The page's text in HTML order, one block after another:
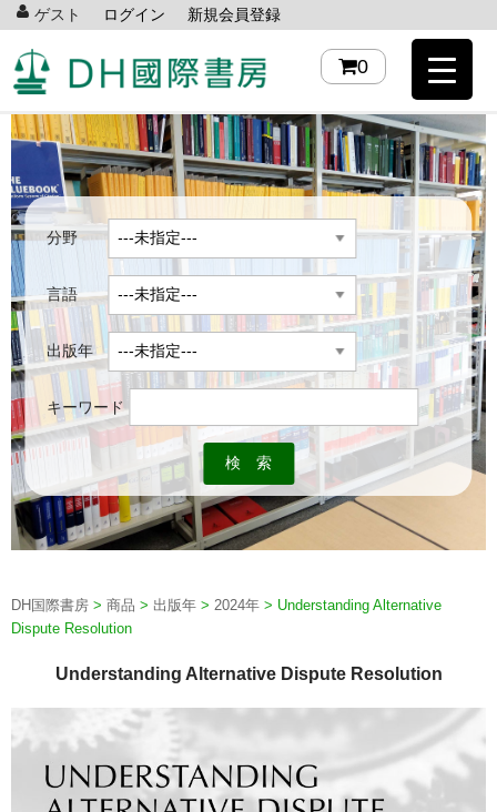
ゲスト ログイン 新規会員登録
0
分野
言語
出版年
キーワード
DH国際書房 > 商品 > 出版年 > 2024年 > Understanding Alternative
Dispute Resolution
Understanding Alternative Dispute Resolution